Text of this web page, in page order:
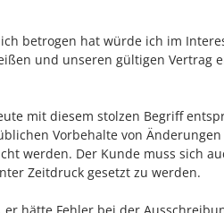
betrogen hat würde ich im
und unseren gültigen Vertrag
mit diesem stolzen Begriff
Vorbehalte von
werden. Der Kunde muss sich
Zeitdruck gesetzt zu werden.